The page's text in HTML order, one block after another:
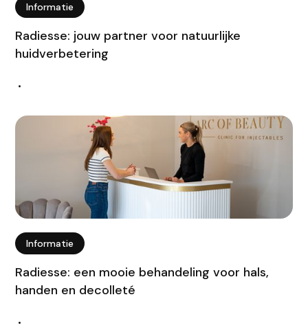
Informatie
Radiesse: jouw partner voor natuurlijke
huidverbetering
•
Informatie
Radiesse: een mooie behandeling voor hals,
handen en decolleté
•